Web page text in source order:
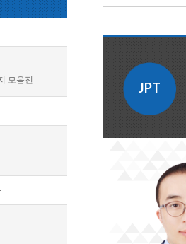
모음전
JPT